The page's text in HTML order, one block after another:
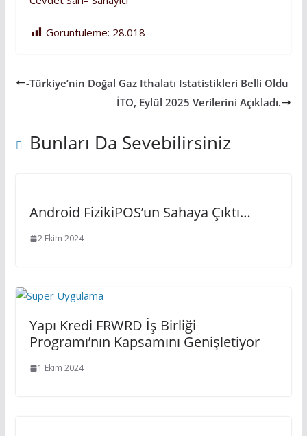
Goruntuleme: 28.018
-Türkiye’nin Doğal Gaz Ithalatı Istatistikleri Belli Oldu
İTO, Eylül 2025 Verilerini Açıkladı.
Bunları Da Sevebilirsiniz
Android FizikiPOS’un Sahaya Çıktı…
2 Ekim 2024
Yapı Kredi FRWRD İş Birliği
Programı’nın Kapsamını Genişletiyor
1 Ekim 2024